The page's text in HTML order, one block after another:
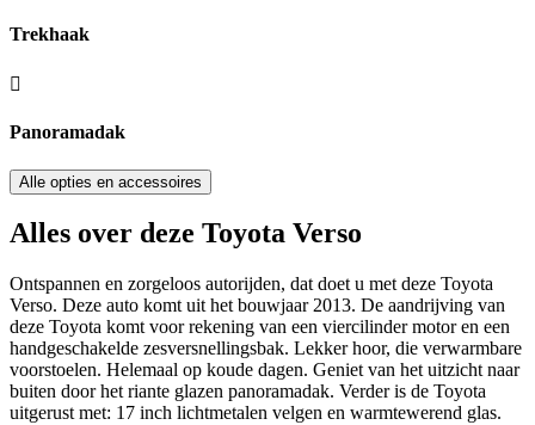
Trekhaak
Panoramadak
Alle opties en accessoires
Alles over deze Toyota Verso
Ontspannen en zorgeloos autorijden, dat doet u met deze Toyota
Verso. Deze auto komt uit het bouwjaar 2013. De aandrijving van
deze Toyota komt voor rekening van een viercilinder motor en een
handgeschakelde zesversnellingsbak. Lekker hoor, die verwarmbare
voorstoelen. Helemaal op koude dagen. Geniet van het uitzicht naar
buiten door het riante glazen panoramadak. Verder is de Toyota
uitgerust met: 17 inch lichtmetalen velgen en warmtewerend glas.